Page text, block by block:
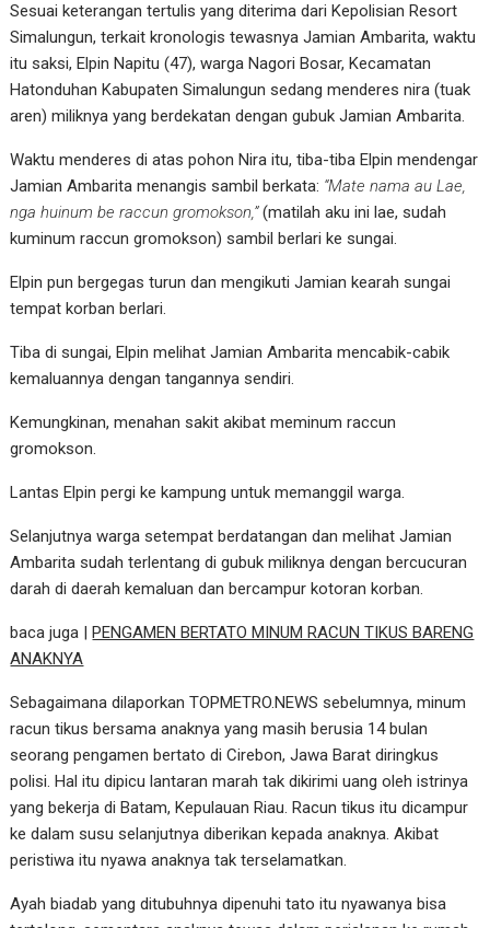
Sesuai keterangan tertulis yang diterima dari Kepolisian Resort
Simalungun, terkait kronologis tewasnya Jamian Ambarita, waktu
itu saksi, Elpin Napitu (47), warga Nagori Bosar, Kecamatan
Hatonduhan Kabupaten Simalungun sedang menderes nira (tuak
aren) miliknya yang berdekatan dengan gubuk Jamian Ambarita.
Waktu menderes di atas pohon Nira itu, tiba-tiba Elpin mendengar
Jamian Ambarita menangis sambil berkata: “Mate nama au Lae,
nga huinum be raccun gromokson,”(matilah aku ini lae, sudah
kuminum raccun gromokson) sambil berlari ke sungai.
Elpin pun bergegas turun dan mengikuti Jamian kearah sungai
tempat korban berlari.
Tiba di sungai, Elpin melihat Jamian Ambarita mencabik-cabik
kemaluannya dengan tangannya sendiri.
Kemungkinan, menahan sakit akibat meminum raccun
gromokson.
Lantas Elpin pergi ke kampung untuk memanggil warga.
Selanjutnya warga setempat berdatangan dan melihat Jamian
Ambarita sudah terlentang di gubuk miliknya dengan bercucuran
darah di daerah kemaluan dan bercampur kotoran korban.
baca juga | PENGAMEN BERTATO MINUM RACUN TIKUS BARENG
ANAKNYA
Sebagaimana dilaporkan TOPMETRO.NEWS sebelumnya, minum
racun tikus bersama anaknya yang masih berusia 14 bulan
seorang pengamen bertato di Cirebon, Jawa Barat diringkus
polisi. Hal itu dipicu lantaran marah tak dikirimi uang oleh istrinya
yang bekerja di Batam, Kepulauan Riau. Racun tikus itu dicampur
ke dalam susu selanjutnya diberikan kepada anaknya. Akibat
peristiwa itu nyawa anaknya tak terselamatkan.
Ayah biadab yang ditubuhnya dipenuhi tato itu nyawanya bisa